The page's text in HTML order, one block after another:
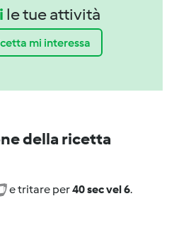
le tue attività
mi interessa
della ricetta
e tritare per40 sec vel 6.